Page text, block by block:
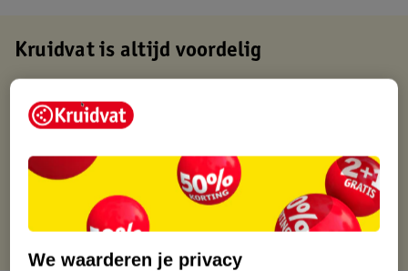
Kruidvat is altijd voordelig
Op werkdagen voor 22:00 uur besteld, volgende dag in huis
Gratis retourneren binnen 30 dagen
Gratis punten met je Kruidvat kaart
We waarderen je privacy